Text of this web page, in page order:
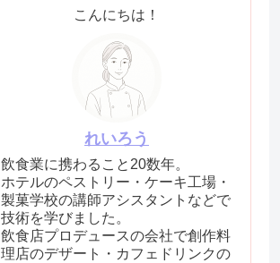
こんにちは！
れいろう
飲食業に携わること20数年。
ホテルのペストリー・ケーキ工場・
製菓学校の講師アシスタントなどで
技術を学びました。
飲食店プロデュースの会社で創作料
理店のデザート・カフェドリンクの